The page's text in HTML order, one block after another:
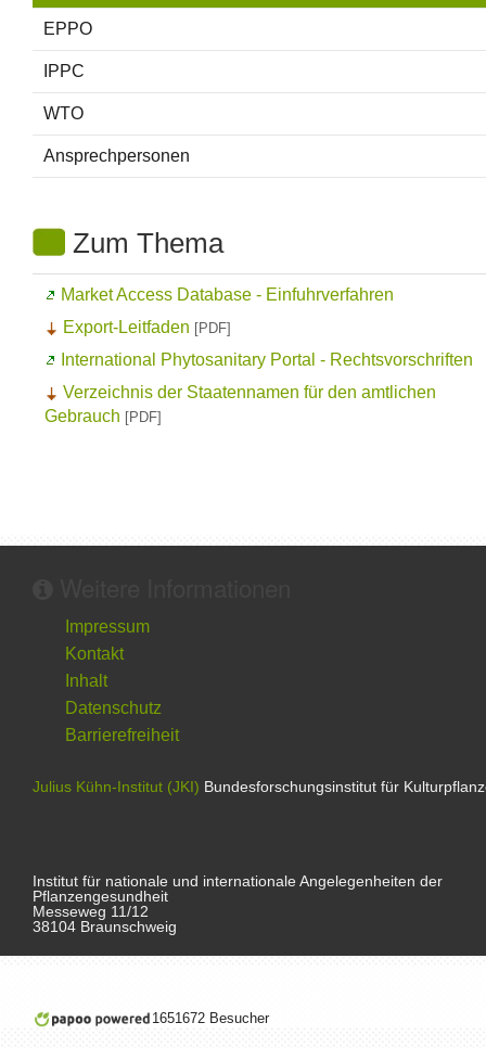
EPPO
IPPC
WTO
Ansprechpersonen
Zum Thema
Market Access Database - Einfuhrverfahren
Export-Leitfaden [PDF]
International Phytosanitary Portal - Rechtsvorschriften
Verzeichnis der Staatennamen für den amtlichen
Gebrauch [PDF]
Impressum
Kontakt
Inhalt
Datenschutz
Barrierefreiheit
Julius Kühn-Institut (JKI) Bundesforschungsinstitut für
Institut für nationale und internationale Angelegenheiten der
Pflanzengesundheit
Messeweg 11/12
38104 Braunschweig
1651672 Besucher